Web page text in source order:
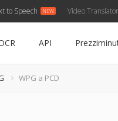
to Speech Video Translator
API
WPG a PCD